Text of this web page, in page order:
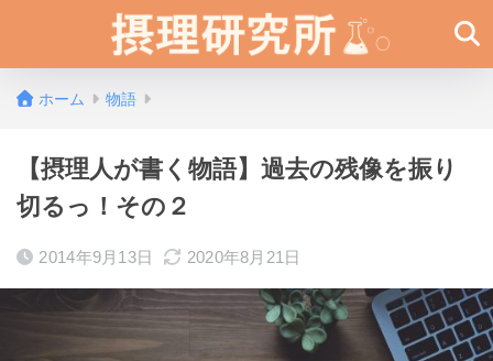
ホーム 物語
【摂理人が書く物語】過去の残像を振り
切るっ！その２
2014年9月13日 2020年8月21日